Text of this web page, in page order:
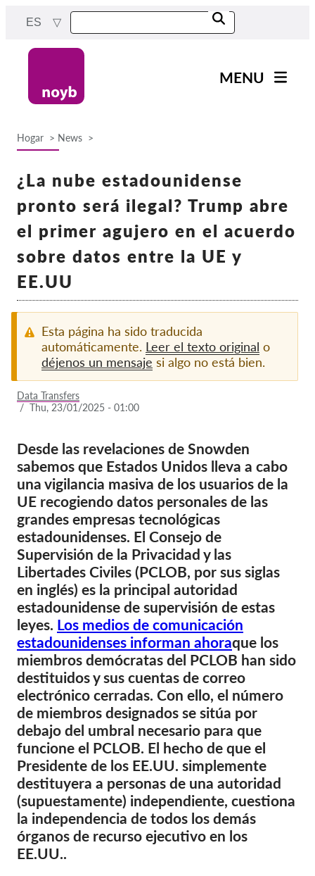
content
ES
MENU
Proyectos
¡Apoyanos!
Afiliación
Donaciones
Sobre nosotros
Equipo
Informes anuales
Preguntas frecuentes
Empleos
Recursos colectivos
OnionShare
Medios de comunicación
Contacto
GDPRhub
Hogar News
¿La nube estadounidense
pronto será ilegal? Trump abre
el primer agujero en el acuerdo
sobre datos entre la UE y
EE.UU
Esta página ha sido traducida
automáticamente. Leer el texto original o
déjenos un mensaje si algo no está bien.
Data Transfers
/ Thu, 23/01/2025 - 01:00
Desde las revelaciones de Snowden
sabemos que Estados Unidos lleva a cabo
una vigilancia masiva de los usuarios de la
UE recogiendo datos personales de las
grandes empresas tecnológicas
estadounidenses. El Consejo de
Supervisión de la Privacidad y las
Libertades Civiles (PCLOB, por sus siglas
en inglés) es la principal autoridad
estadounidense de supervisión de estas
leyes. Los medios de comunicación
estadounidenses informan ahoraque los
miembros demócratas del PCLOB han sido
destituidos y sus cuentas de correo
electrónico cerradas. Con ello, el número
de miembros designados se sitúa por
debajo del umbral necesario para que
funcione el PCLOB. El hecho de que el
Presidente de los EE.UU. simplemente
destituyera a personas de una autoridad
(supuestamente) independiente, cuestiona
la independencia de todos los demás
órganos de recurso ejecutivo en los
EE.UU..